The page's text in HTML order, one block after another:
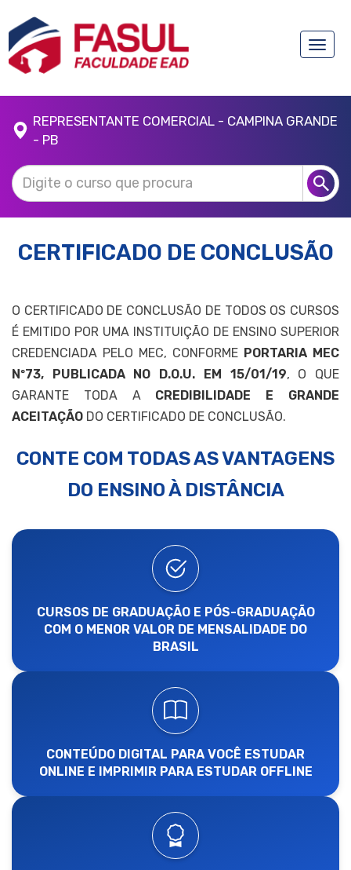
Toggle
REPRESENTANTE COMERCIAL - CAMPINA GRANDE
- PB
CERTIFICADO DE CONCLUSÃO
O CERTIFICADO DE CONCLUSÃO DE TODOS OS CURSOS
É EMITIDO POR UMA INSTITUIÇÃO DE ENSINO SUPERIOR
CREDENCIADA PELO MEC, CONFORME PORTARIA MEC
Nº73, PUBLICADA NO D.O.U. EM 15/01/19, O QUE
GARANTE TODA A CREDIBILIDADE E GRANDE
ACEITAÇÃO DO CERTIFICADO DE CONCLUSÃO.
CONTE COM TODAS AS VANTAGENS
DO ENSINO À DISTÂNCIA
CURSOS DE GRADUAÇÃO E PÓS-GRADUAÇÃO
COM O MENOR VALOR DE MENSALIDADE DO
BRASIL
CONTEÚDO DIGITAL PARA VOCÊ ESTUDAR
ONLINE E IMPRIMIR PARA ESTUDAR OFFLINE